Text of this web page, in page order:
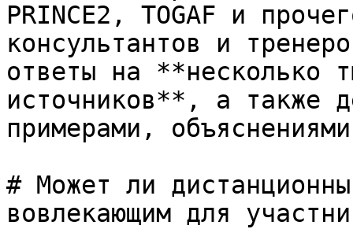
PRINCE2, TOGAF и
консультантов и
ответы на **несколько
источников**, а также
примерами,
# Может ли
вовлекающим для